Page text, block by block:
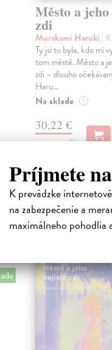
Príjmete
K prevádzke
na zabezpečenie a
maximálneho pohodlia
Město a
zdi
Murakami Haruki |
Ty jsi to byla, kdo mi
tom městě. Město a
zdi – dlouho
Haru...
Na sklade ?
30,22 €
32,85 € ?